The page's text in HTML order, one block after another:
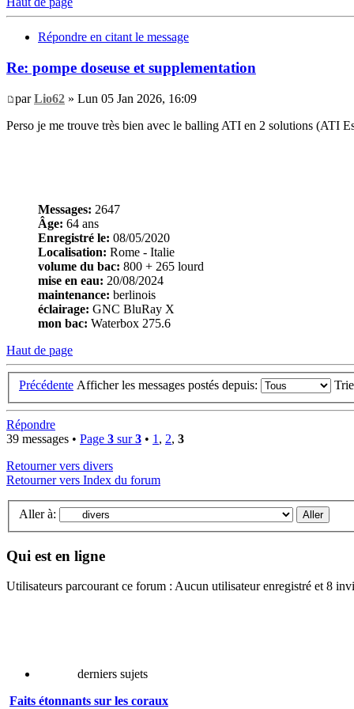
Répondre en citant le message
Re: pompe doseuse et supplementation
parLio62 » Lun 05 Jan 2026, 16:09
Perso je me trouve très bien avec le balling ATI en 2 solutions (ATI
Messages: 2647
Âge: 64 ans
Enregistré le: 08/05/2020
Localisation: Rome - Italie
volume du bac: 800 + 265 lourd
mise en eau: 20/08/2024
maintenance: berlinois
éclairage: GNC BluRay X
mon bac: Waterbox 275.6
Haut de page
Précédente Afficher les messages postés depuis:
Répondre
39 messages • Page 3 sur3 • 1 , 2, 3
Retourner vers divers
Retourner vers Index du forum
Aller à:
Qui est en ligne
Utilisateurs parcourant ce forum : Aucun utilisateur enregistré et 8
derniers sujets
Faits étonnants sur les coraux